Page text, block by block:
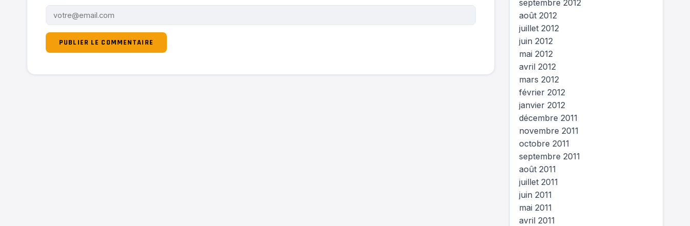
septembre 2012
août 2012
juillet 2012
juin 2012
mai 2012
avril 2012
mars 2012
février 2012
janvier 2012
décembre 2011
novembre 2011
octobre 2011
septembre 2011
août 2011
juillet 2011
juin 2011
mai 2011
avril 2011